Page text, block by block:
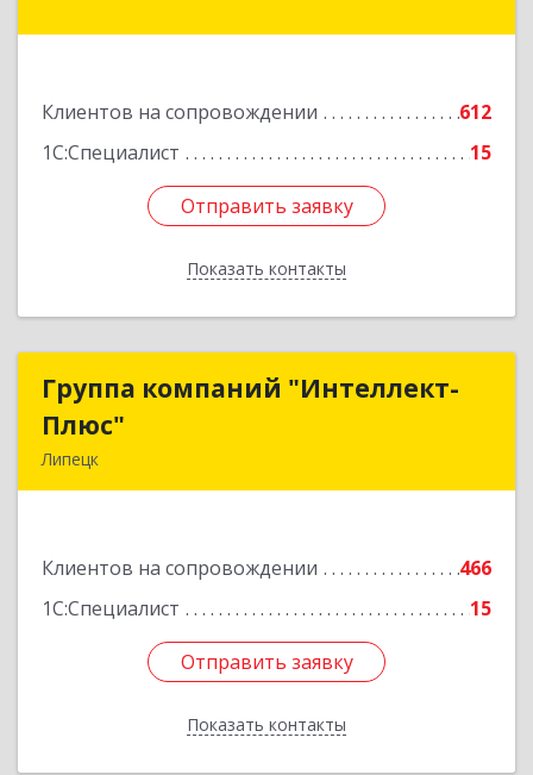
Клиентов на сопровождении
612
1С:Специалист
15
Отправить заявку
Показать контакты
Отправить заявку
Назад
Группа компаний "Интеллект-
Плюс"
Липецк
Клиентов на сопровождении
466
1С:Специалист
15
Отправить заявку
Показать контакты
Группа компаний "Интеллект-
Подробнее
Отправить заявку
Назад